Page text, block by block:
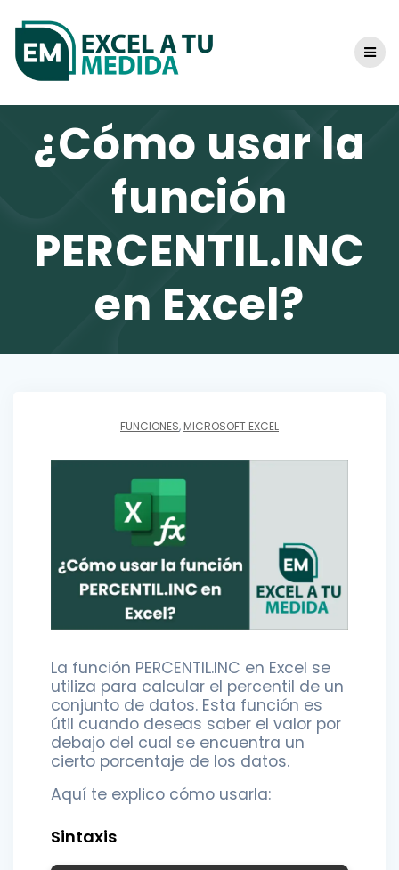
content
¿Cómo usar la
función
PERCENTIL.INC
en Excel?
FUNCIONES, MICROSOFT EXCEL
La función PERCENTIL.INC en Excel se
utiliza para calcular el percentil de un
conjunto de datos. Esta función es
útil cuando deseas saber el valor por
debajo del cual se encuentra un
cierto porcentaje de los datos.
Aquí te explico cómo usarla:
Sintaxis